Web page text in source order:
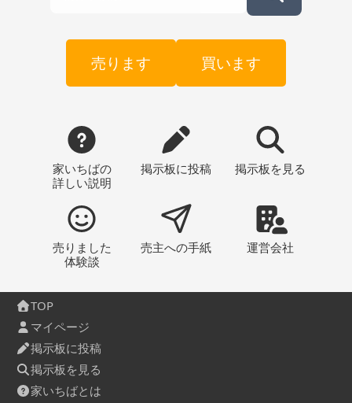
売ります 買います
家いちばの
詳しい説明
掲示板に投稿 掲示板 を見る
売りました
体験談
売主への手紙 運営会社
TOP
マイページ
掲示板に投稿
掲示板を見る
家いちばとは